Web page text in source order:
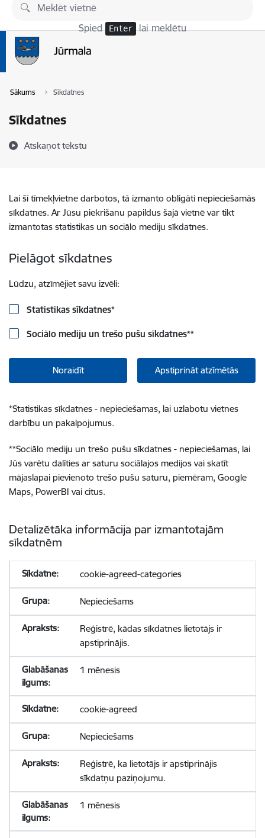
Pāriet uz lapas saturu
Spied Enter lai meklētu
Sākums Sīkdatnes
Sīkdatnes
Atskaņot tekstu
Lai šī tīmekļvietne darbotos, tā izmanto obligāti nepieciešamās
sīkdatnes. Ar Jūsu piekrišanu papildus šajā vietnē var tikt
izmantotas statistikas un sociālo mediju sīkdatnes.
Pielāgot sīkdatnes
Lūdzu, atzīmējiet savu izvēli:
Statistikas sīkdatnes*
Sociālo mediju un trešo pušu sīkdatnes**
Noraidīt Apstiprināt atzīmētās
*Statistikas sīkdatnes - nepieciešamas, lai uzlabotu vietnes
darbību un pakalpojumus.
**Sociālo mediju un trešo pušu sīkdatnes - nepieciešamas, lai
Jūs varētu dalīties ar saturu sociālajos medijos vai skatīt
mājaslapai pievienoto trešo pušu saturu, piemēram, Google
Maps, PowerBI vai citus.
Detalizētāka informācija par izmantotajām
sīkdatnēm
cookie-agreed-categories
Nepieciešams
Reģistrē, kādas sīkdatnes lietotājs ir
apstiprinājis.
1 mēnesis
cookie-agreed
Nepieciešams
Reģistrē, ka lietotājs ir apstiprinājis
sīkdatņu paziņojumu.
1 mēnesis